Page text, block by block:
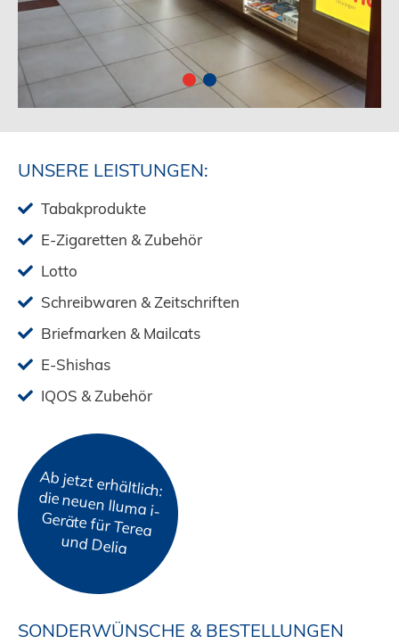
UNSERE LEISTUNGEN:
Tabakprodukte
E-Zigaretten & Zubehör
Lotto
Schreibwaren & Zeitschriften
Briefmarken & Mailcats
E-Shishas
IQOS & Zubehör
Ab jetzt erhältlich:
die neuen Iluma i-
Geräte für Terea
und Delia
SONDERWÜNSCHE & BESTELLUNGEN